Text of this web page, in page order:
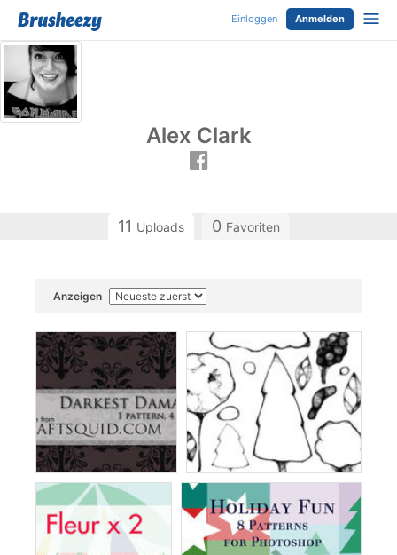
Einloggen Anmelden
Alex Clark
11 Uploads 0 Favoriten
Anzeigen